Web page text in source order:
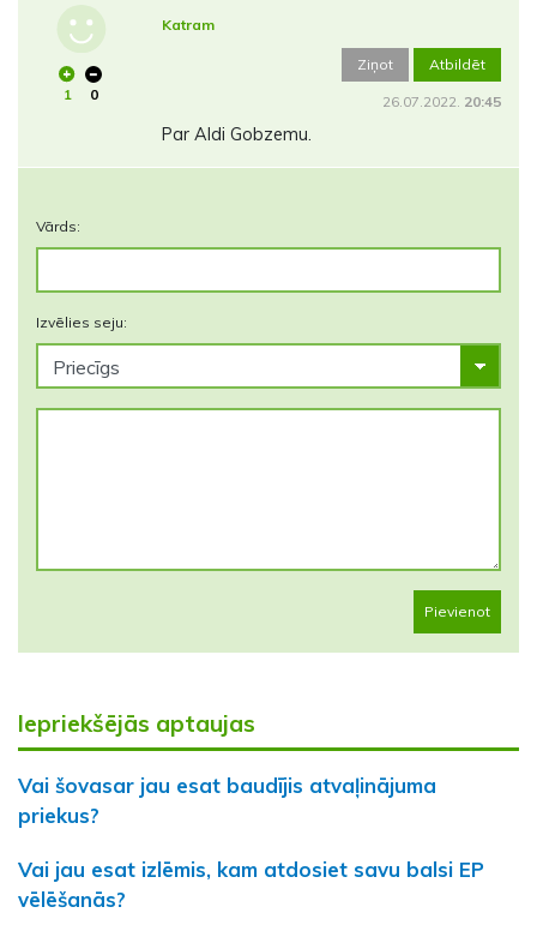
1 0
Katram
Ziņot Atbildēt
26.07.2022. 20:45
Par Aldi Gobzemu.
Vārds:
Izvēlies seju:
Pievienot
Iepriekšējās aptaujas
Vai šovasar jau esat baudījis atvaļinājuma
priekus?
Vai jau esat izlēmis, kam atdosiet savu balsi EP
vēlēšanās?